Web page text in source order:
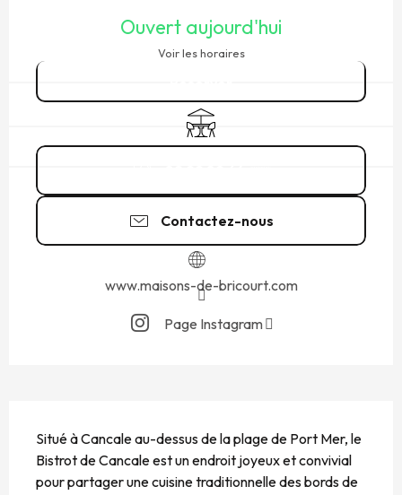
Ouvert aujourd'hui
Voir les horaires
Terrasse
Contactez-nous
www.maisons-de-bricourt.com
Page Instagram
Situé à Cancale au-dessus de la plage de Port Mer, le
Bistrot de Cancale est un endroit joyeux et convivial
pour partager une cuisine traditionnelle des bords de